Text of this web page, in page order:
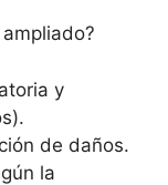
y
de daños.
la